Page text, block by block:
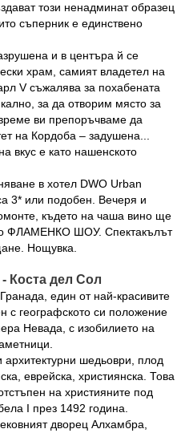
този ненадминат образец
съперник е единствено
и в центъра й се
храм, самият владетел на
V съжалява за похабената
за да отворим място за
ви препоръчваме да
на Кордоба – задушена...
вкус е като нашенското
в хотел DWO Urban
3* или подобен. Вечеря и
където на чаша вино ще
ФЛАМЕНКО ШОУ. Спектакълът
Нощувка.
Коста дел Сол
един от най-красивите
с географското си положение
Невада, с изобилието на
архитектурни шедьоври, плод
еврейска, християнска. Това
на християните под
І през 1492 година.
дворец Алхамбра,